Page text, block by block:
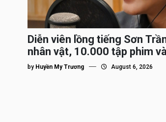
Diễn viên lồng tiếng Sơn
nhân vật, 10.000 tập phim
nhân vật gắn bó lâu nhất”
by Huyền My Trương August 6, 2026